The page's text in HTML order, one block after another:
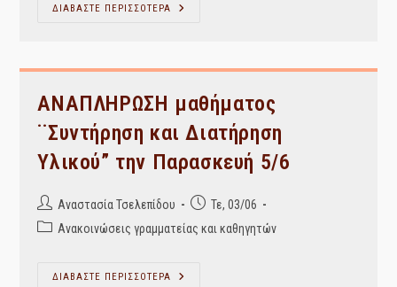
ΔΙΑΒΑΣΤΕ ΠΕΡΙΣΣΟΤΕΡΑ
Προγραμματισμός
ΑΝΑΠΛΗΡΩΣΗ μαθήματος
¨Συντήρηση και Διατήρηση
Υλικού” την Παρασκευή 5/6
Post
author:
Αναστασία Τσελεπίδου
Post
published:
Τε, 03/06
PostΑνακοινώσεις γραμματείας και καθηγητών
ΔΙΑΒΑΣΤΕ ΠΕΡΙΣΣΟΤΕΡΑ
ΑΝΑΠΛΗΡΩΣΗ